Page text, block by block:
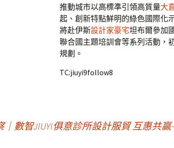
推動城市以高標準引領高質量大
起、創新特點鮮明的綠色國際化
將赴伊斯設計家豪宅坦布爾參加
聯合國主題培訓會等系列活動，
規劃。
TC:jiuyi9follow8
｜數智JIUYI俱意診所設計服貿 互惠共